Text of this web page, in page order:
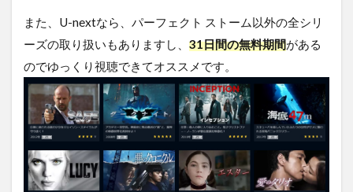
のス
フ
4.4
パー
フェ
クト
ーム
の関
連作
また、U-nextなら、パーフェクト ストーム以外の全シリ
ーズの取り扱いもありますし、 31日間の無料期間がある
のでゆっくり視聴できてオススメです。